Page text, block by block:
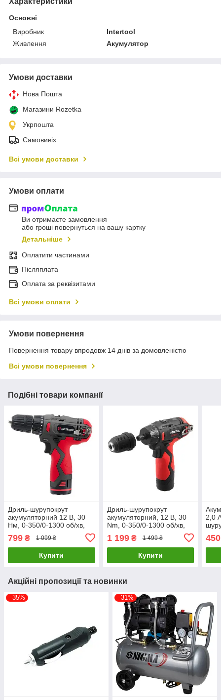
Основні
Виробник
Intertool
Живлення
Акумулятор
Умови доставки
Нова Пошта
Магазини Rozetka
Укрпошта
Самовивіз
Всі умови доставки
Умови оплати
Ви отримаєте замовлення
або гроші повернуться на вашу картку
Детальніше
Оплатити частинами
Післяплата
Оплата за реквізитами
Всі умови оплати
Умови повернення
Повернення товару впродовж 14 днів за домовленістю
Всі умови повернення
Подібні товари компанії
Дриль-шурупокрут
акумуляторний 12 В, 30
Нм, 0-350/0-1300 об/хв,
INTERTOOL DT-0310
799 ₴ 1 099 ₴
Купити
Дриль-шурупокрут
акумуляторний, 12 В, 30
Nm, 0-350/0-1300 об/хв,
патрон 0,8-10 мм, 2,0 Аг,
знімний патрон
INTERTOOL WT-0318
1 199₴ 1 499 ₴
Купити
2,0
450
Акційні пропозиції та новинки
–35% –31%